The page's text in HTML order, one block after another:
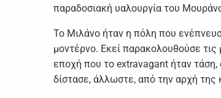
παραδοσιακή υαλουργία του
Το Μιλάνο ήταν η πόλη που
μοντέρνο. Εκεί παρακολουθούσε
εποχή που το extravagant ήταν τάση,
δίστασε, άλλωστε, από την αρχή της